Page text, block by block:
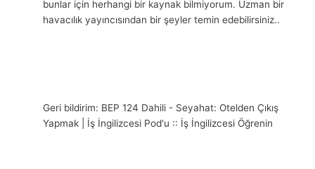
bunlar için herhangi bir kaynak bilmiyorum. Uzman bir
havacılık yayıncısından bir şeyler temin edebilirsiniz..
Geri bildirim: BEP 124 Dahili - Seyahat: Otelden Çıkış
Yapmak | İş İngilizcesi Pod'u :: İş İngilizcesi Öğrenin